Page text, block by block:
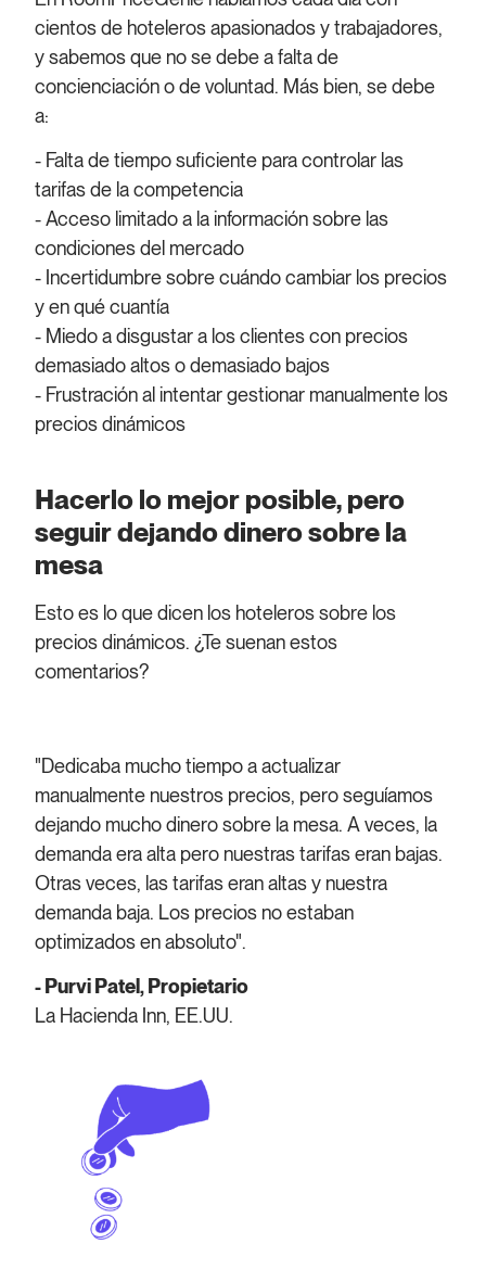
cientos de hoteleros apasionados y trabajadores,
y sabemos que no se debe a falta de
concienciación o de voluntad. Más bien, se debe
a:
- Falta de tiempo suficiente para controlar las
tarifas de la competencia
- Acceso limitado a la información sobre las
condiciones del mercado
- Incertidumbre sobre cuándo cambiar los precios
y en qué cuantía
- Miedo a disgustar a los clientes con precios
demasiado altos o demasiado bajos
- Frustración al intentar gestionar manualmente los
precios dinámicos
Hacerlo lo mejor posible, pero
seguir dejando dinero sobre la
mesa
Esto es lo que dicen los hoteleros sobre los
precios dinámicos. ¿Te suenan estos
comentarios?
"Dedicaba mucho tiempo a actualizar
manualmente nuestros precios, pero seguíamos
dejando mucho dinero sobre la mesa. A veces, la
demanda era alta pero nuestras tarifas eran bajas.
Otras veces, las tarifas eran altas y nuestra
demanda baja. Los precios no estaban
optimizados en absoluto".
- Purvi Patel, Propietario
La Hacienda Inn, EE.UU.